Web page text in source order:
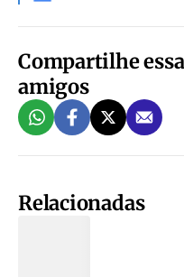
Compartilhe
amigos
Relacionadas